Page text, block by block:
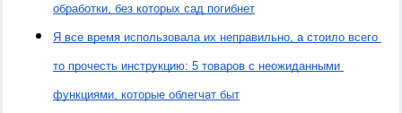
обработки, без которых сад погибнет
Я все время использовала их неправильно, а стоило всего
то прочесть инструкцию: 5 товаров с неожиданными
функциями, которые облегчат быт